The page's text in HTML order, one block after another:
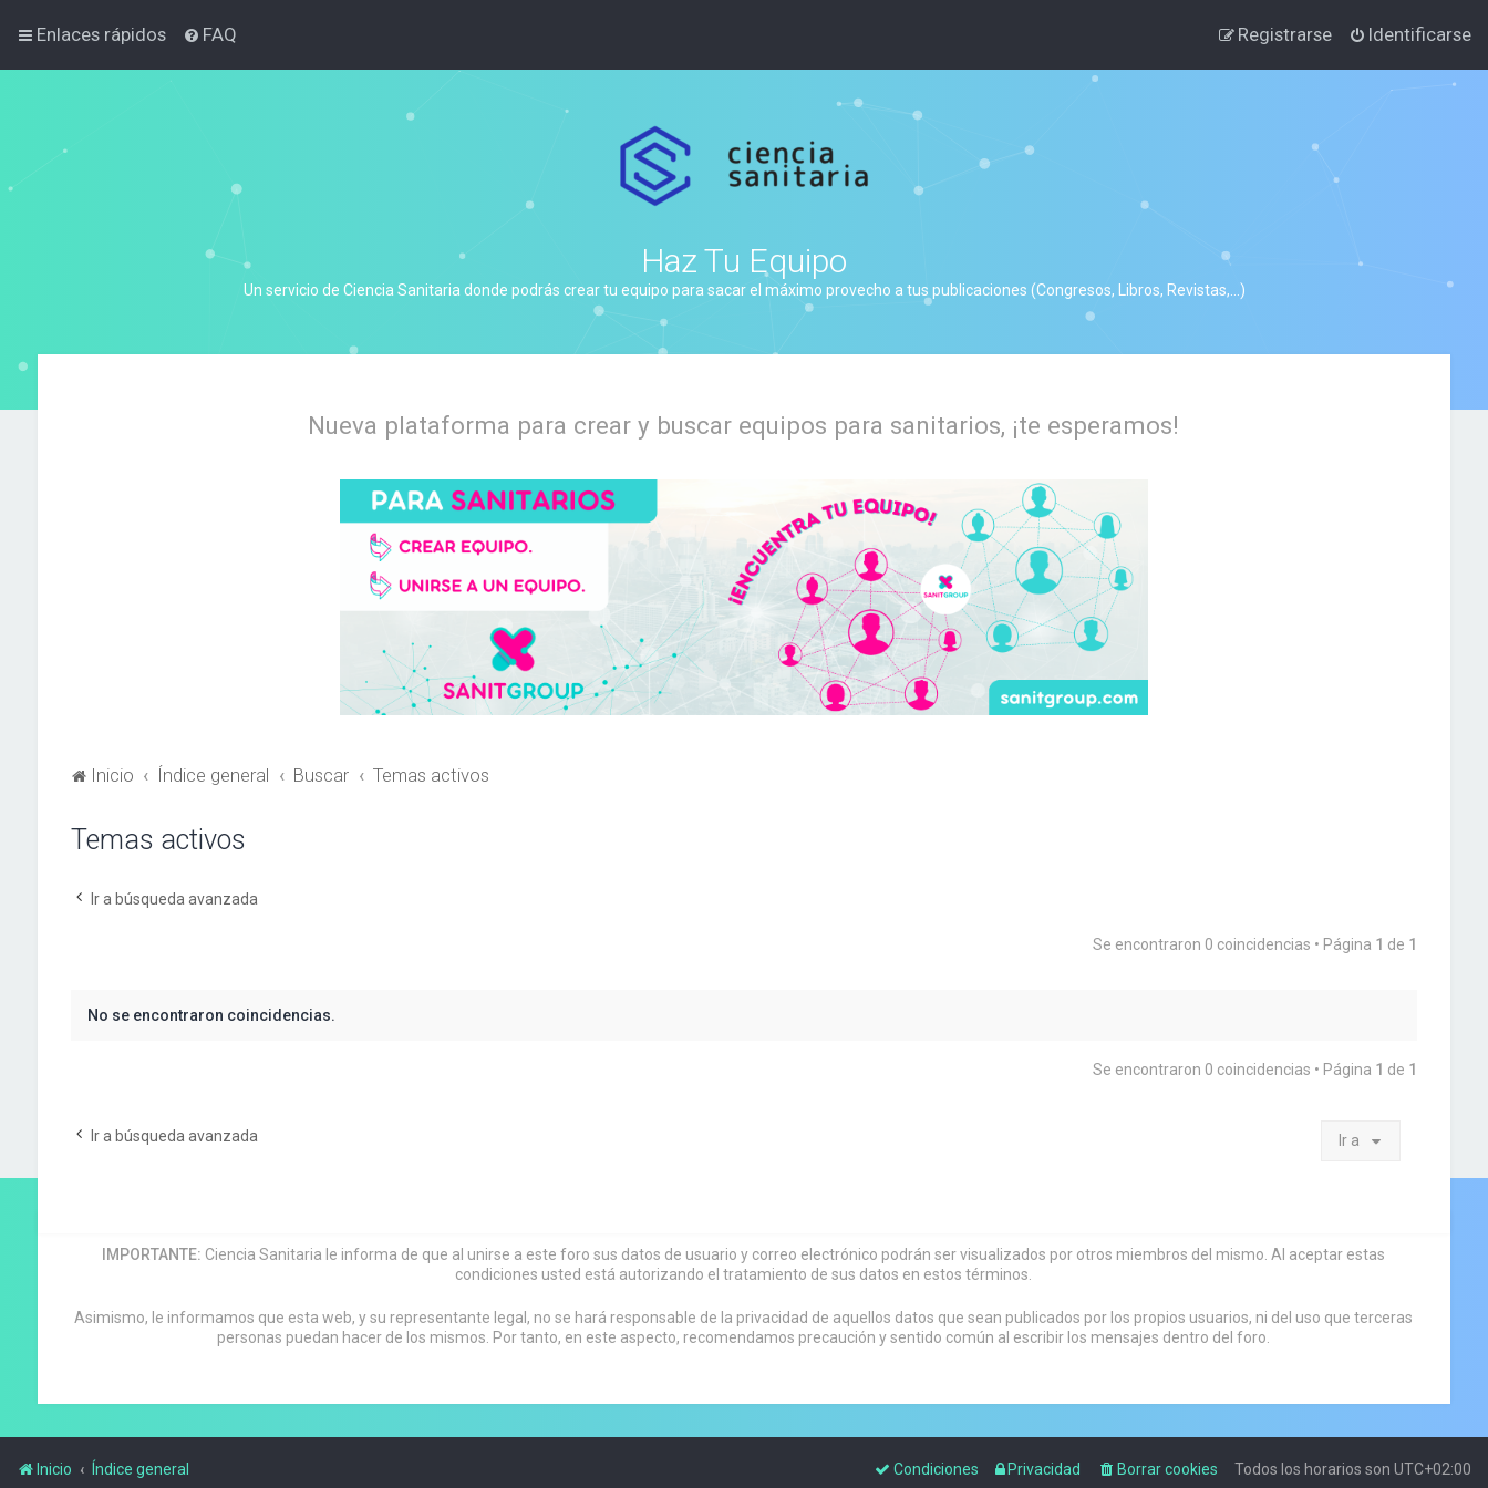
Enlaces rápidos FAQ Identificarse
Registrarse
Haz Tu Equipo
Un servicio de Ciencia Sanitaria donde podrás crear tu equipo para sacar el máximo provecho a tus publicaciones (Congresos, Libros, Revistas,...)
Nueva plataforma para crear y buscar equipos para sanitarios, ¡te esperamos!
Inicio Índice general Buscar Temas activos
Temas activos
Ir a búsqueda avanzada
Se encontraron 0 coincidencias • Página 1 de 1
No se encontraron coincidencias.
Se encontraron 0 coincidencias • Página 1 de 1
Ir a búsqueda avanzada Ir a
IMPORTANTE: Ciencia Sanitaria le informa de que al unirse a este foro sus datos de usuario y correo electrónico podrán ser visualizados por otros miembros del mismo. Al aceptar estas
condiciones usted está autorizando el tratamiento de sus datos en estos términos.
Asimismo, le informamos que esta web, y su representante legal, no se hará responsable de la privacidad de aquellos datos que sean publicados por los propios usuarios, ni del uso que terceras
personas puedan hacer de los mismos. Por tanto, en este aspecto, recomendamos precaución y sentido común al escribir los mensajes dentro del foro.
Inicio Índice general Todos los horarios son UTC+02:00
Borrar cookies
Privacidad
Condiciones